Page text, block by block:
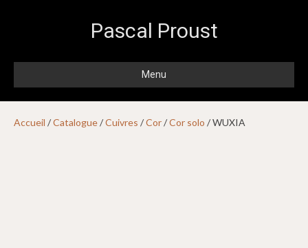
Pascal Proust
Menu
Accueil /Catalogue/Cuivres /Cor/Cor solo / WUXIA